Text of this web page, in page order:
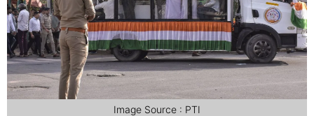
Image Source : PTI